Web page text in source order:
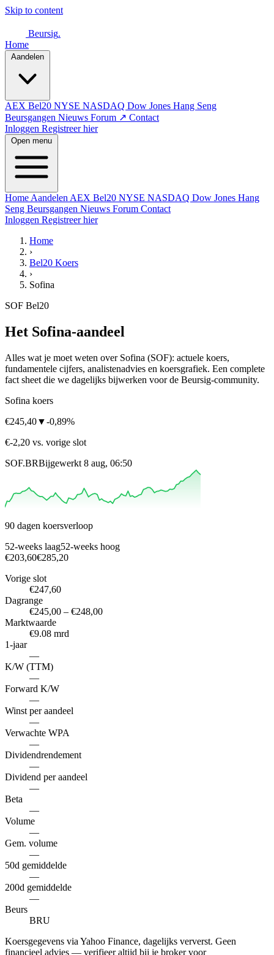
Skip to content
Beursig.
Home
AEX Bel20 NYSE NASDAQ Dow Jones Hang Seng
Beursgangen Nieuws Forum ↗ Contact
Inloggen Registreer hier
Open menu
Home Aandelen AEX Bel20 NYSE NASDAQ Dow Jones Hang
Seng Beursgangen Nieuws Forum Contact
Inloggen Registreer hier
Home
›
Bel20 Koers
›
Sofina
SOF Bel20
Het Sofina-aandeel
Alles wat je moet weten over Sofina (SOF): actuele koers,
fundamentele cijfers, analistenadvies en koersgrafiek. Een complete
fact sheet die we dagelijks bijwerken voor de Beursig-community.
Sofina koers
€245,40▼-0,89%
€-2,20 vs. vorige slot
SOF.BRBijgewerkt 8 aug, 06:50
90 dagen koersverloop
52-weeks laag52-weeks hoog
€203,60€285,20
Vorige slot
€247,60
Dagrange
€245,00 – €248,00
Marktwaarde
€9.08 mrd
1-jaar
—
K/W (TTM)
—
Forward K/W
—
Winst per aandeel
—
Verwachte WPA
—
Dividendrendement
—
Dividend per aandeel
—
Beta
—
Volume
—
Gem. volume
—
50d gemiddelde
—
200d gemiddelde
—
Beurs
BRU
Koersgegevens via Yahoo Finance, dagelijks ververst. Geen
financieel advies — verifieer altijd bij je broker voor